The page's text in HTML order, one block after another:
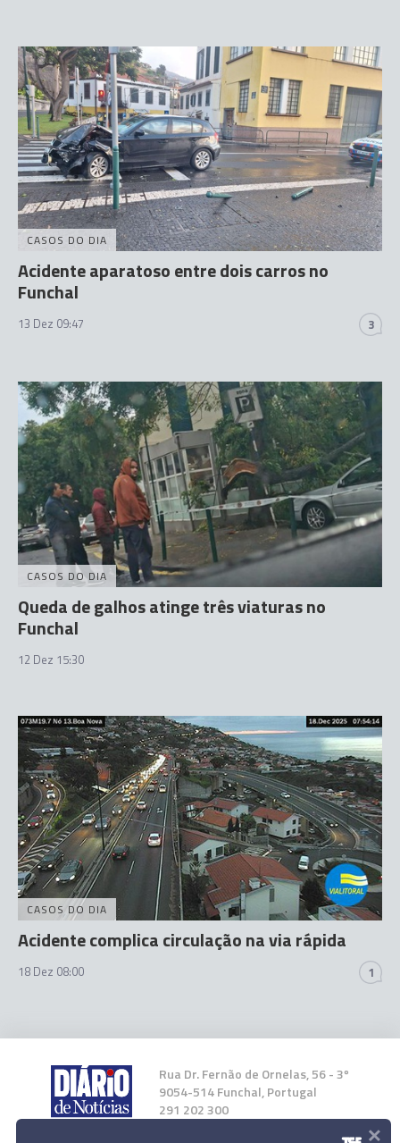
CASOS DO DIA
Acidente aparatoso entre dois carros no
Funchal
13 Dez 09:47 3
CASOS DO DIA
Queda de galhos atinge três viaturas no
Funchal
12 Dez 15:30
CASOS DO DIA
Acidente complica circulação na via rápida
18 Dez 08:00 1
Rua Dr. Fernão de Ornelas, 56 - 3º
9054-514 Funchal, Portugal
291 202 300
×